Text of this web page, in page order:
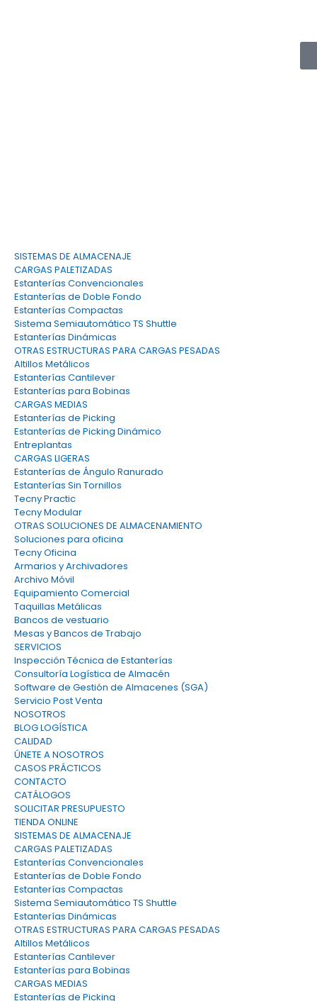
SISTEMAS DE ALMACENAJE
CARGAS PALETIZADAS
Estanterías Convencionales
Estanterías de Doble Fondo
Estanterías Compactas
Sistema Semiautomático TS Shuttle
Estanterías Dinámicas
OTRAS ESTRUCTURAS PARA CARGAS PESADAS
Altillos Metálicos
Estanterías Cantilever
Estanterías para Bobinas
CARGAS MEDIAS
Estanterías de Picking
Estanterías de Picking Dinámico
Entreplantas
CARGAS LIGERAS
Estanterías de Ángulo Ranurado
Estanterías Sin Tornillos
Tecny Practic
Tecny Modular
OTRAS SOLUCIONES DE ALMACENAMIENTO
Soluciones para oficina
Tecny Oficina
Armarios y Archivadores
Archivo Móvil
Equipamiento Comercial
Taquillas Metálicas
Bancos de vestuario
Mesas y Bancos de Trabajo
SERVICIOS
Inspección Técnica de Estanterías
Consultoría Logística de Almacén
Software de Gestión de Almacenes (SGA)
Servicio Post Venta
NOSOTROS
BLOG LOGÍSTICA
CALIDAD
ÚNETE A NOSOTROS
CASOS PRÁCTICOS
CONTACTO
CATÁLOGOS
SOLICITAR PRESUPUESTO
TIENDA ONLINE
SISTEMAS DE ALMACENAJE
CARGAS PALETIZADAS
Estanterías Convencionales
Estanterías de Doble Fondo
Estanterías Compactas
Sistema Semiautomático TS Shuttle
Estanterías Dinámicas
OTRAS ESTRUCTURAS PARA CARGAS PESADAS
Altillos Metálicos
Estanterías Cantilever
Estanterías para Bobinas
CARGAS MEDIAS
Estanterías de Picking